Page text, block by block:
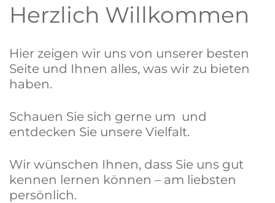
Herzlich Willkommen
Hier zeigen wir uns von unserer besten
Seite und Ihnen alles, was wir zu bieten
haben.
Schauen Sie sich gerne um und
entdecken Sie unsere Vielfalt.
Wir wünschen Ihnen, dass Sie uns gut
kennen lernen können – am liebsten
persönlich.